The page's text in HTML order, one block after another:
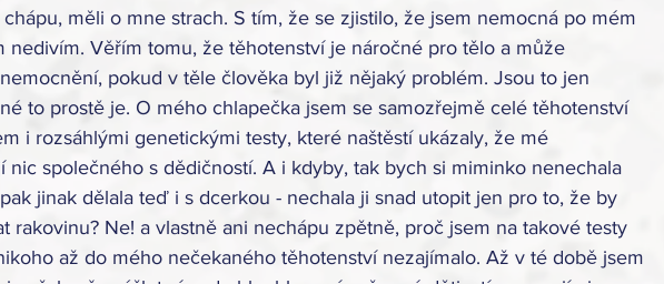
měli o mne strach. S tím, že se zjistilo, že jsem nemocná po mém
nedivím. Věřím tomu, že těhotenství je náročné pro tělo a může
pokud v těle člověka byl již nějaký problém. Jsou to jen
to prostě je. O mého chlapečka jsem se samozřejmě celé těhotenství
i rozsáhlými genetickými testy, které naštěstí ukázaly, že mé
nic společného s dědičností. A i kdyby, tak bych si miminko nenechala
jinak dělala teď i s dcerkou - nechala ji snad utopit jen pro to, že by
rakovinu? Ne! a vlastně ani nechápu zpětně, proč jsem na takové testy
až do mého nečekaného těhotenství nezajímalo. Až v té době jsem